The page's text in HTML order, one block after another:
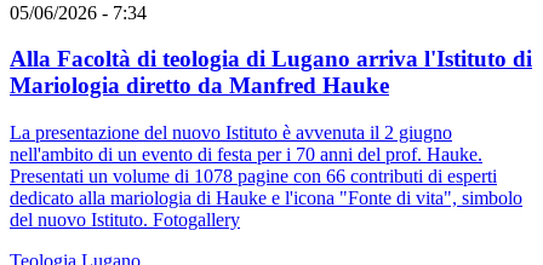
05/06/2026 - 7:34
Alla Facoltà di teologia di Lugano arriva l'Istituto di
Mariologia diretto da Manfred Hauke
La presentazione del nuovo Istituto è avvenuta il 2 giugno
nell'ambito di un evento di festa per i 70 anni del prof. Hauke.
Presentati un volume di 1078 pagine con 66 contributi di esperti
dedicato alla mariologia di Hauke e l'icona "Fonte di vita", simbolo
del nuovo Istituto. Fotogallery
Teologia Lugano